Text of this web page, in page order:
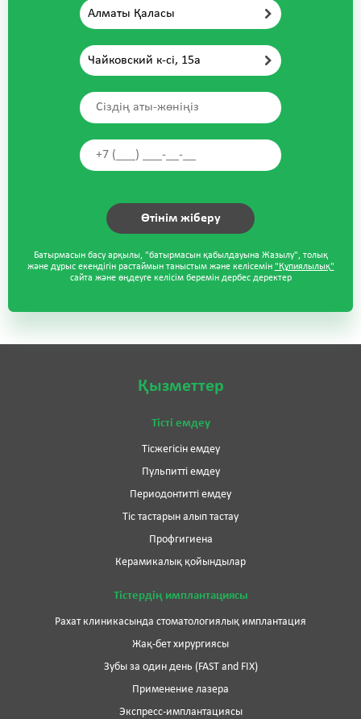
Алматы Қаласы
Чайковский к-сі, 15а
Батырмасын басу арқылы, "батырмасын қабылдауына Жазылу", толық
және дұрыс екендігін растаймын таныстым және келісемін "Құпиялылық"
сайта және өңдеуге келісім беремін дербес деректер
Қызметтер
Тісті емдеу
Тісжегісін емдеу
Пульпитті емдеу
Периодонтитті емдеу
Тіс тастарын алып тастау
Профгигиена
Керамикалық қойындылар
Тістердің имплантациясы
Рахат клиникасында стоматологиялық имплантация
Жақ-бет хирургиясы
Зубы за один день (FAST and FIX)
Применение лазера
Экспресс-имплантациясы